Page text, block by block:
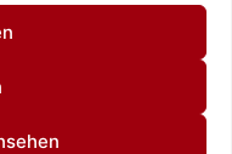
ABBRUCHTECHNIK